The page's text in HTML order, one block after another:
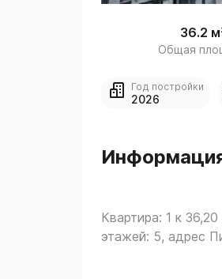
36.2
Общая
Год постройки
2026
Квартира: 1 к
этажей: 5, адрес